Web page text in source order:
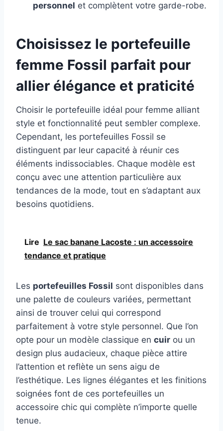
personnel et complètent votre garde-robe.
Choisissez le portefeuille
femme Fossil parfait pour
allier élégance et praticité
Choisir le portefeuille idéal pour femme alliant
style et fonctionnalité peut sembler complexe.
Cependant, les portefeuilles Fossil se
distinguent par leur capacité à réunir ces
éléments indissociables. Chaque modèle est
conçu avec une attention particulière aux
tendances de la mode, tout en s’adaptant aux
besoins quotidiens.
Lire Le sac banane Lacoste : un accessoire
tendance et pratique
Les portefeuilles Fossil sont disponibles dans
une palette de couleurs variées, permettant
ainsi de trouver celui qui correspond
parfaitement à votre style personnel. Que l’on
opte pour un modèle classique en cuir ou un
design plus audacieux, chaque pièce attire
l’attention et reflète un sens aigu de
l’esthétique. Les lignes élégantes et les finitions
soignées font de ces portefeuilles un
accessoire chic qui complète n’importe quelle
tenue.